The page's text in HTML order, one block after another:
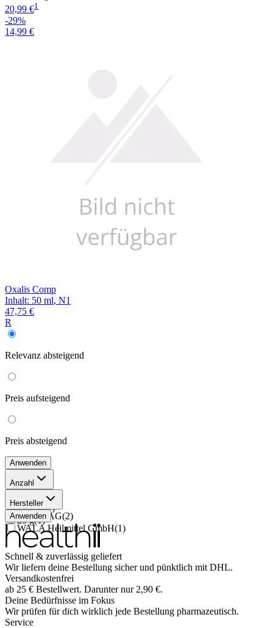
20,99 €1
-29%
14,99 €
Oxalis Comp
Inhalt: 50 ml, N1
47,75 €
R
Relevanz absteigend
Preis aufsteigend
Preis absteigend
Anwenden
Anzahl
1)
100 ml(1)
25 g(1)
Hersteller
Weleda AG(2)
WALA Heilmittel GmbH(1)
Anwenden
Schnell & zuverlässig geliefert
Wir liefern deine Bestellung sicher und pünktlich mit DHL.
Versandkostenfrei
ab 25 € Bestellwert. Darunter nur 2,90 €.
Deine Bedürfnisse im Fokus
Wir prüfen für dich wirklich jede Bestellung pharmazeutisch.
Service